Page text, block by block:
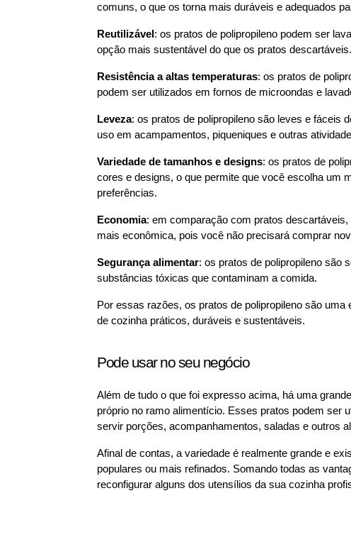
comuns, o que os torna mais duráveis e adequados
Reutilizável: os pratos de polipropileno podem ser
opção mais sustentável do que os pratos descartáveis.
Resistência a altas temperaturas: os pratos de
podem ser utilizados em fornos de microondas e
Leveza: os pratos de polipropileno são leves e fáceis
uso em acampamentos, piqueniques e outras
Variedade de tamanhos e designs: os pratos de
cores e designs, o que permite que você escolha um
preferências.
Economia: em comparação com pratos
mais econômica, pois você não precisará comprar
Segurança alimentar: os pratos de polipropileno são
substâncias tóxicas que contaminam a comida.
Por essas razões, os pratos de polipropileno são
de cozinha práticos, duráveis e sustentáveis.
Pode usar no seu negócio
Além de tudo o que foi expresso acima, há uma
próprio no ramo alimentício. Esses pratos podem ser
servir porções, acompanhamentos, saladas e outros
Afinal de contas, a variedade é realmente grande e
populares ou mais refinados. Somando todas as
reconfigurar alguns dos utensílios da sua cozinha